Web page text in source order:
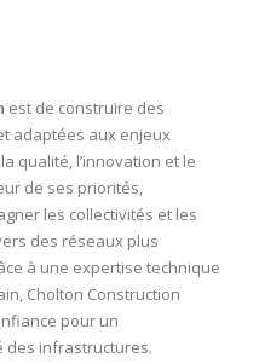
est de construire des
adaptées aux enjeux
qualité, l’innovation et le
de ses priorités,
les collectivités et les
des réseaux plus
à une expertise technique
Cholton Construction
pour un
des infrastructures.